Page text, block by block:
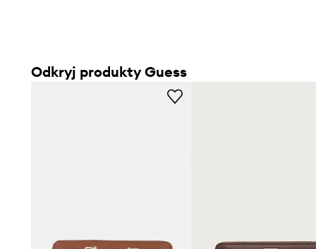
Odkryj produkty Guess